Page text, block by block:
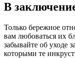
В
Только бережное
вам любоваться их
забывайте об уходе
которыми те